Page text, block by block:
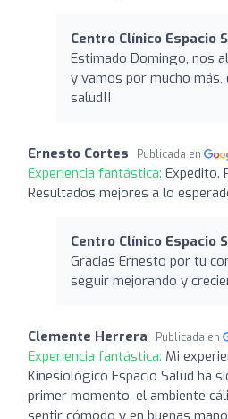
Centro Clínico Espacio
Estimado Domingo, nos
y vamos por mucho
salud!!
Ernesto Cortes Publicada en
Experiencia fantástica: Expedito.
Resultados mejores a lo
Centro Clínico Espacio
Gracias Ernesto por tu
seguir mejorando y
Clemente Herrera Publicada en
Experiencia fantástica: Mi
Kinesiológico Espacio Salud ha
primer momento, el ambiente
sentir cómodo y en buenas